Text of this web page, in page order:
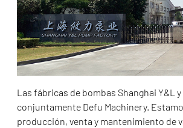
Las fábricas de bombas Shanghai Y&L
conjuntamente Defu Machinery.
producción, venta y mantenimiento de